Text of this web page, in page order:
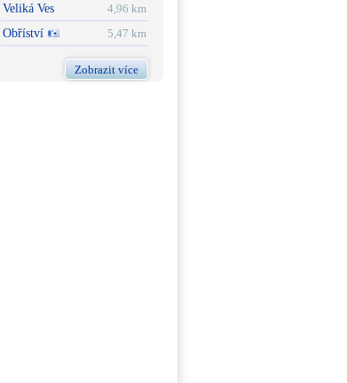
Veliká Ves
4,96 km
Obříství
5,47 km
Zobrazit více